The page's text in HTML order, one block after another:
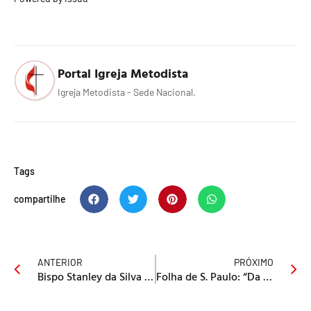
Portal Igreja Metodista
Igreja Metodista - Sede Nacional.
Tags
compartilhe
ANTERIOR
Bispo Stanley da Silva Moraes permanecerá internado no Hospital das Clínicas de dez a 15 dias
PRÓXIMO
Folha de S. Paulo: “Da carvoaria do pai à reitoria da Unimep” sobre a vida do professor Almir de Souza Maia